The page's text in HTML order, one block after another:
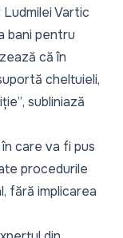
Vartic
bani pentru
că în
cheltuieli,
, subliniază
care va fi pus
procedurile
fără implicarea